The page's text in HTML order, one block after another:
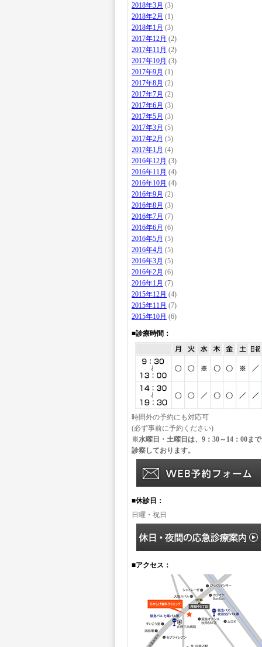
2018年3月 (3)
2018年2月 (1)
2018年1月 (3)
2017年12月 (2)
2017年11月 (2)
2017年10月 (3)
2017年9月 (1)
2017年8月 (2)
2017年7月 (2)
2017年6月 (3)
2017年5月 (3)
2017年3月 (5)
2017年2月 (5)
2017年1月 (4)
2016年12月 (3)
2016年11月 (4)
2016年10月 (4)
2016年9月 (2)
2016年8月 (3)
2016年7月 (7)
2016年6月 (6)
2016年5月 (5)
2016年4月 (5)
2016年3月 (5)
2016年2月 (6)
2016年1月 (7)
2015年12月 (4)
2015年11月 (7)
2015年10月 (6)
■診療時間：
時間外の予約にも対応可
(必ず事前に予約ください)
※水曜日・土曜日は、9：30～14：00まで
診察しております。
■休診日：
日曜・祝日
■アクセス：